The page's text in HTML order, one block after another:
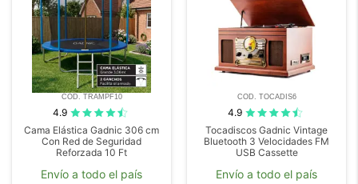
COD. TRAMPF10
4.9
Cama Elástica Gadnic 306 cm
Con Red de Seguridad
Reforzada 10 Ft
Envío a todo el país
COD. TOCADIS6
4.9
Tocadiscos Gadnic Vintage
Bluetooth 3 Velocidades FM
USB Cassette
Envío a todo el país